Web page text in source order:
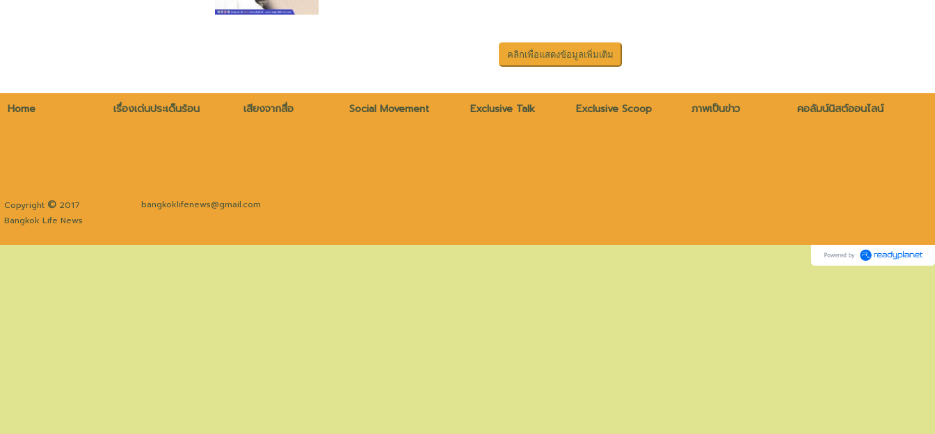
Home เรื่องเด่นประเด็นร้อน เสียงจากสื่อ Social Movement Exclusive Talk Exclusive Scoop ภาพเป็นข่าว คอลัมน์นิสต์ออนไลน์
Copyright © 2017
bangkoklifenews@gmail.com
Bangkok Life News